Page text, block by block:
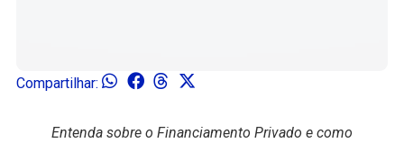
Compartilhar:
Entenda sobre o Financiamento Privado e como